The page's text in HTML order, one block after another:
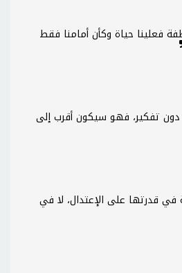
فعلينا حياة وكأن أمامنا فقط
دون تفكير، فهو سيكون أقرب إلى
في قدرتها على الإعتدال، لا في